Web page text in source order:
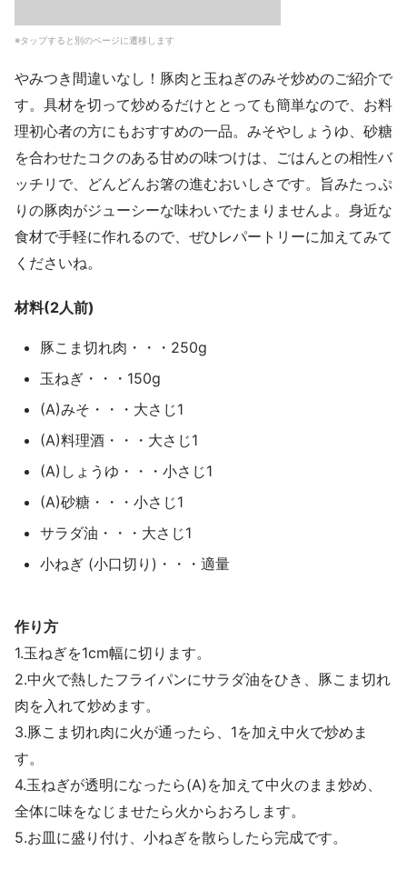
※タップすると別のページに遷移します
やみつき間違いなし！豚肉と玉ねぎのみそ炒めのご紹介で
す。具材を切って炒めるだけととっても簡単なので、お料
理初心者の方にもおすすめの一品。みそやしょうゆ、砂糖
を合わせたコクのある甘めの味つけは、ごはんとの相性バ
ッチリで、どんどんお箸の進むおいしさです。旨みたっぷ
りの豚肉がジューシーな味わいでたまりませんよ。身近な
食材で手軽に作れるので、ぜひレパートリーに加えてみて
くださいね。
材料(2人前)
豚こま切れ肉・・・250g
玉ねぎ・・・150g
(A)みそ・・・大さじ1
(A)料理酒・・・大さじ1
(A)しょうゆ・・・小さじ1
(A)砂糖・・・小さじ1
サラダ油・・・大さじ1
小ねぎ (小口切り)・・・適量
作り方
1.玉ねぎを1cm幅に切ります。
2.中火で熱したフライパンにサラダ油をひき、豚こま切れ
肉を入れて炒めます。
3.豚こま切れ肉に火が通ったら、1を加え中火で炒めま
す。
4.玉ねぎが透明になったら(A)を加えて中火のまま炒め、
全体に味をなじませたら火からおろします。
5.お皿に盛り付け、小ねぎを散らしたら完成です。